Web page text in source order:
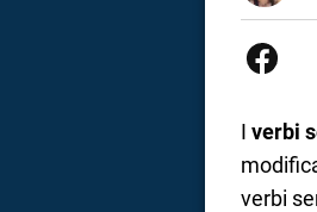
I verbi
verbi